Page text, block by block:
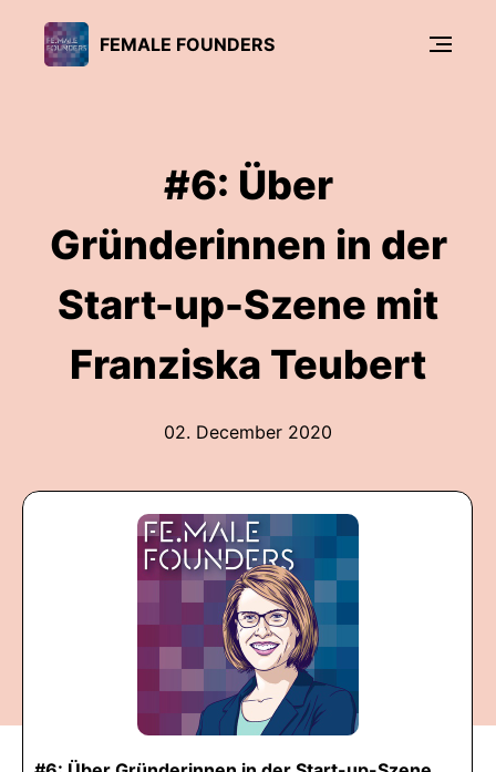
FEMALE FOUNDERS
#6: Über
Gründerinnen in der
Start-up-Szene mit
Franziska Teubert
02. December 2020